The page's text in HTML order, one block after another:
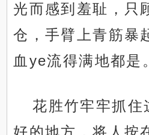
光而感到羞耻，只
仓，手臂上青筋暴
血ye流得满地都是
花胜竹牢牢抓住
好的地方，将人按